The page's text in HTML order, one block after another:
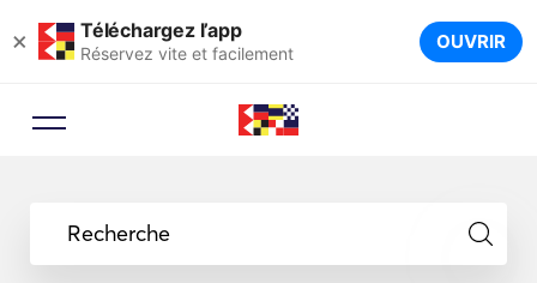
× Téléchargez l’app
Réservez vite et facilement OUVRIR
Recherche